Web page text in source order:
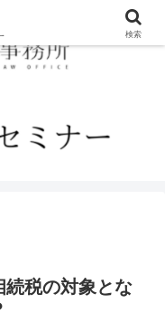
続税の対象とな
検索